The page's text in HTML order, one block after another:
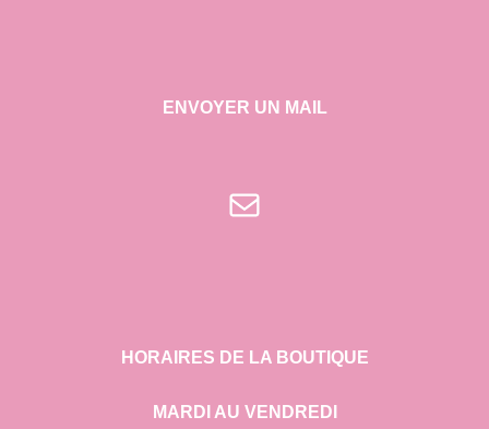
ENVOYER UN MAIL
E-mail
HORAIRES DE LA BOUTIQUE
MARDI AU VENDREDI